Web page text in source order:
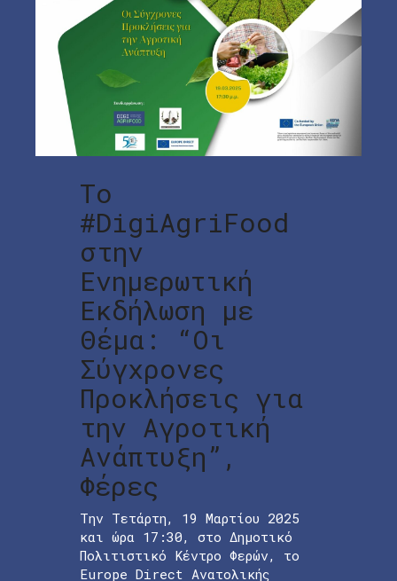
Το
#DigiAgriFood
στην
Ενημερωτική
Εκδήλωση με
Θέμα: “Οι
Σύγχρονες
Προκλήσεις για
την Αγροτική
Ανάπτυξη”,
Φέρες
Την Τετάρτη, 19 Μαρτίου 2025
και ώρα 17:30, στο Δημοτικό
Πολιτιστικό Κέντρο Φερών, το
Europe Direct Ανατολικής